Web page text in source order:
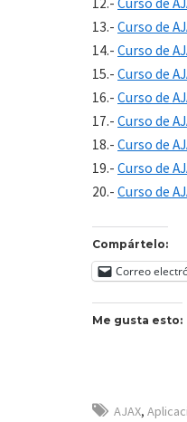
13.- Curso de
14.- Curso de
15.- Curso de
16.- Curso de
17.- Curso de
18.- Curso de
19.- Curso de
20.- Curso de
Compártelo:
Correo
Me gusta esto:
AJAX,